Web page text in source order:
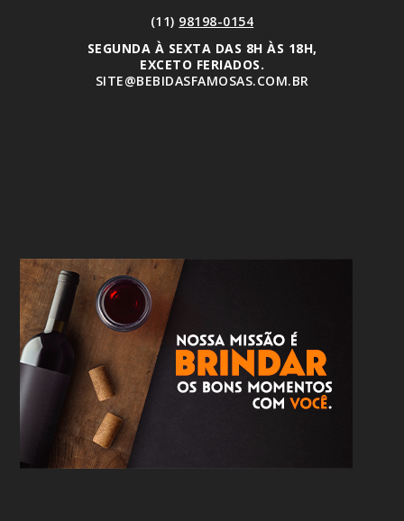
(11) 98198-0154
SEGUNDA À SEXTA DAS 8H ÀS 18H,
EXCETO FERIADOS.
SITE@BEBIDASFAMOSAS.COM.BR